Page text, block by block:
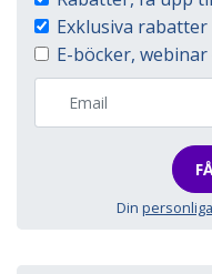
Exklusiva
E-böcker,
Din